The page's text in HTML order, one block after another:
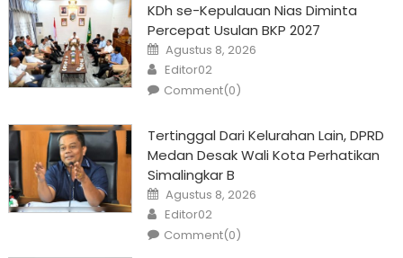
KDh se-Kepulauan Nias Diminta
Percepat Usulan BKP 2027
Posted
on
Agustus 8, 2026
Author
Editor02
Comment(0)
Tertinggal Dari Kelurahan Lain, DPRD
Medan Desak Wali Kota Perhatikan
Simalingkar B
Posted
on
Agustus 8, 2026
Author
Editor02
Comment(0)